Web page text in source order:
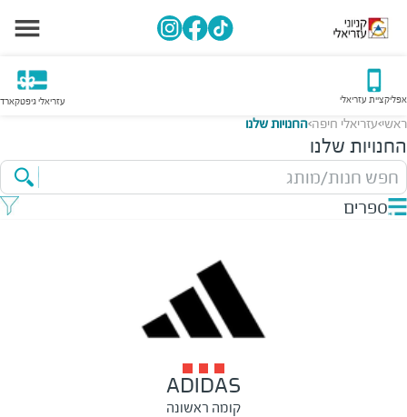
אפליקציית עזריאלי עזריאלי גיפטקארד
ראשי>עזריאלי חיפה>החנויות שלנו
החנויות שלנו
חפש חנות/מותג
ספרים
ADIDAS
קומה ראשונה